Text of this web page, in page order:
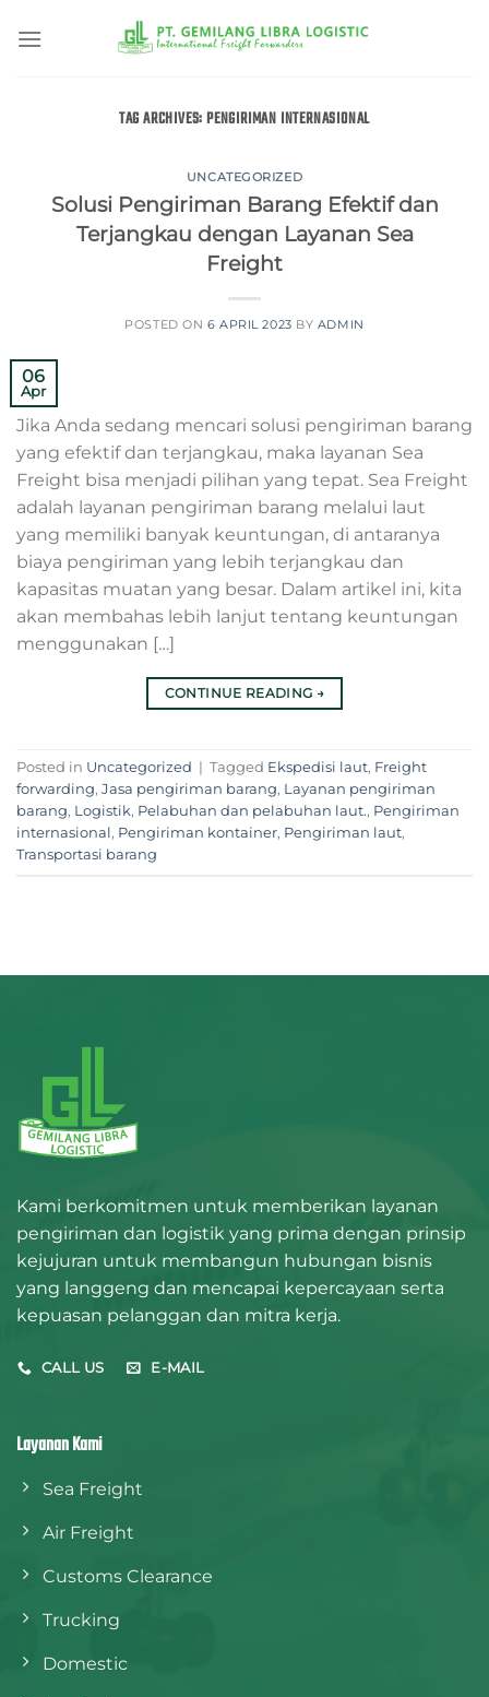
TAG ARCHIVES:PENGIRIMAN INTERNASIONAL
UNCATEGORIZED
Solusi Pengiriman Barang Efektif dan
Terjangkau dengan Layanan Sea
Freight
POSTED ON 6 APRIL 2023 BY ADMIN
06
Apr
Jika Anda sedang mencari solusi pengiriman barang
yang efektif dan terjangkau, maka layanan Sea
Freight bisa menjadi pilihan yang tepat. Sea Freight
adalah layanan pengiriman barang melalui laut
yang memiliki banyak keuntungan, di antaranya
biaya pengiriman yang lebih terjangkau dan
kapasitas muatan yang besar. Dalam artikel ini, kita
akan membahas lebih lanjut tentang keuntungan
menggunakan […]
CONTINUE READING →
Posted in Uncategorized | Tagged Ekspedisi laut, Freight
forwarding, Jasa pengiriman barang, Layanan pengiriman
barang, Logistik, Pelabuhan dan pelabuhan laut., Pengiriman
internasional , Pengiriman kontainer, Pengiriman laut,
Transportasi barang
Kami berkomitmen untuk memberikan layanan
pengiriman dan logistik yang prima dengan prinsip
kejujuran untuk membangun hubungan bisnis
yang langgeng dan mencapai kepercayaan serta
kepuasan pelanggan dan mitra kerja.
CALL US E-MAIL
Layanan Kami
Sea Freight
Air Freight
Customs Clearance
Trucking
Domestic